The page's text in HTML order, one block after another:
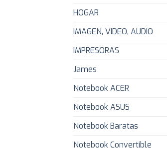
HOGAR
IMAGEN, VIDEO, AUDIO
IMPRESORAS
James
Notebook ACER
Notebook ASUS
Notebook Baratas
Notebook Convertible